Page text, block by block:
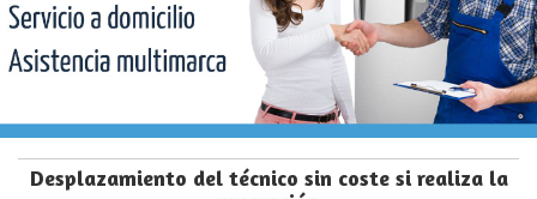
Desplazamiento del técnico sin coste si realiza la